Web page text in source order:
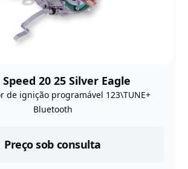
20 25 Silver Eagle
de ignição programável 123\TUNE+
Bluetooth
Preço sob consulta